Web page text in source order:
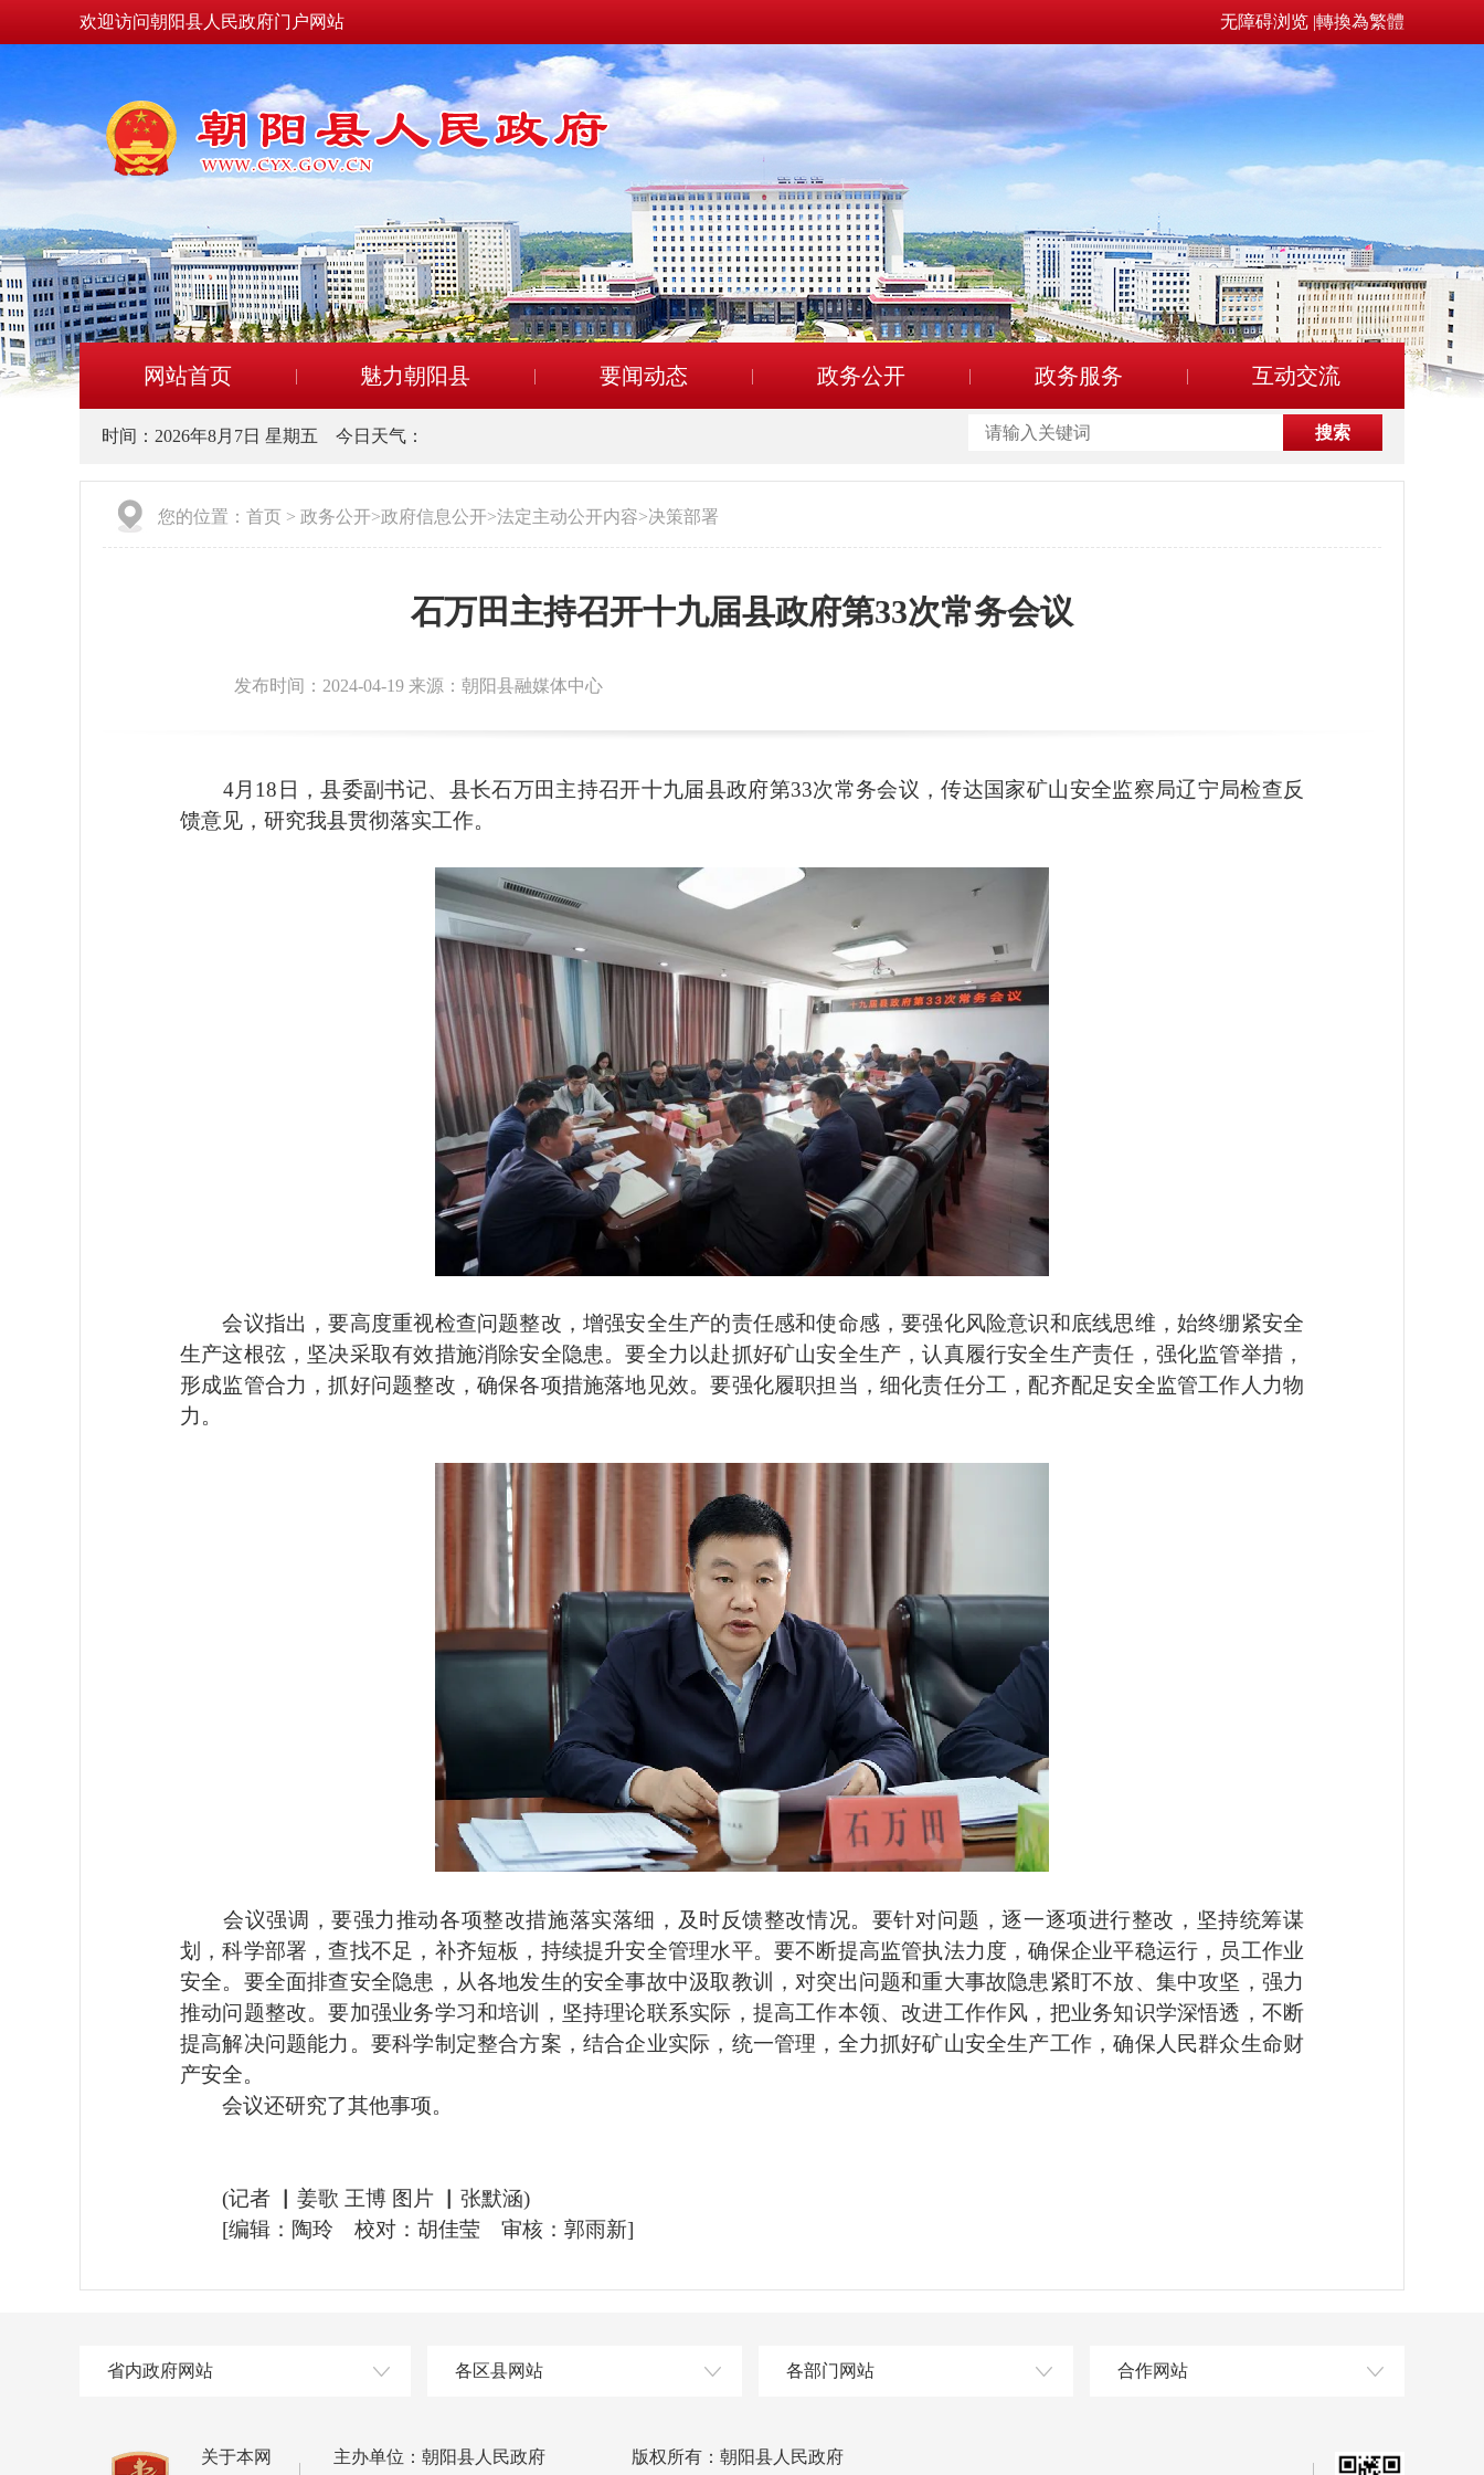
欢迎访问朝阳县人民政府门户网站 无障碍浏览 |轉換為繁體
网站首页 魅力朝阳县 要闻动态 政务公开 政务服务 互动交流
时间： 2026年8月7日 星期五 今日天气：
您的位置： 首页 > 政务公开>政府信息公开>法定主动公开内容>决策部署
石万田主持召开十九届县政府第33次常务会议
发布时间：2024-04-19 来源：朝阳县融媒体中心
4月18日，县委副书记、县长石万田主持召开十九届县政府第33次常务会议，传达国家矿山安全监察局辽宁局检查反
馈意见，研究我县贯彻落实工作。
会议指出，要高度重视检查问题整改，增强安全生产的责任感和使命感，要强化风险意识和底线思维，始终绷紧安全
生产这根弦，坚决采取有效措施消除安全隐患。要全力以赴抓好矿山安全生产，认真履行安全生产责任，强化监管举措，
形成监管合力，抓好问题整改，确保各项措施落地见效。要强化履职担当，细化责任分工，配齐配足安全监管工作人力物
力。
会议强调，要强力推动各项整改措施落实落细，及时反馈整改情况。要针对问题，逐一逐项进行整改，坚持统筹谋
划，科学部署，查找不足，补齐短板，持续提升安全管理水平。要不断提高监管执法力度，确保企业平稳运行，员工作业
安全。要全面排查安全隐患，从各地发生的安全事故中汲取教训，对突出问题和重大事故隐患紧盯不放、集中攻坚，强力
推动问题整改。要加强业务学习和培训，坚持理论联系实际，提高工作本领、改进工作作风，把业务知识学深悟透，不断
提高解决问题能力。要科学制定整合方案，结合企业实际，统一管理，全力抓好矿山安全生产工作，确保人民群众生命财
产安全。
会议还研究了其他事项。
(记者 ▏姜歌 王博 图片 ▏张默涵)
[编辑：陶玲 校对：胡佳莹 审核：郭雨新]
省内政府网站 各区县网站 各部门网站 合作网站
关于本网 主办单位：朝阳县人民政府 版权所有：朝阳县人民政府